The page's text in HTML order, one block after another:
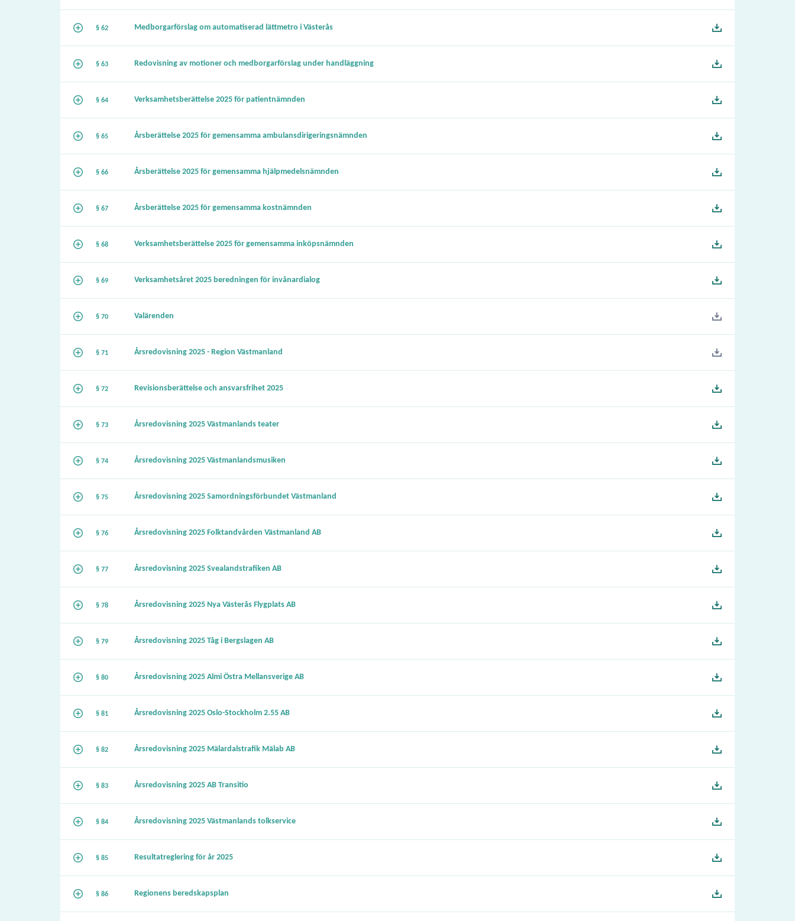
§ 62 Medborgarförslag om automatiserad lättmetro i Västerås
§ 63 Redovisning av motioner och medborgarförslag under handläggning
§ 64 Verksamhetsberättelse 2025 för patientnämnden
§ 65 Årsberättelse 2025 för gemensamma ambulansdirigeringsnämnden
§ 66 Årsberättelse 2025 för gemensamma hjälpmedelsnämnden
§ 67 Årsberättelse 2025 för gemensamma kostnämnden
§ 68 Verksamhetsberättelse 2025 för gemensamma inköpsnämnden
§ 69 Verksamhetsåret 2025 beredningen för invånardialog
§ 70 Valärenden
§ 71 Årsredovisning 2025 - Region Västmanland
§ 72 Revisionsberättelse och ansvarsfrihet 2025
§ 73 Årsredovisning 2025 Västmanlands teater
§ 74 Årsredovisning 2025 Västmanlandsmusiken
§ 75 Årsredovisning 2025 Samordningsförbundet Västmanland
§ 76 Årsredovisning 2025 Folktandvården Västmanland AB
§ 77 Årsredovisning 2025 Svealandstrafiken AB
§ 78 Årsredovisning 2025 Nya Västerås Flygplats AB
§ 79 Årsredovisning 2025 Tåg i Bergslagen AB
§ 80 Årsredovisning 2025 Almi Östra Mellansverige AB
§ 81 Årsredovisning 2025 Oslo-Stockholm 2.55 AB
§ 82 Årsredovisning 2025 Mälardalstrafik Mälab AB
§ 83 Årsredovisning 2025 AB Transitio
§ 84 Årsredovisning 2025 Västmanlands tolkservice
§ 85 Resultatreglering för år 2025
§ 86 Regionens beredskapsplan